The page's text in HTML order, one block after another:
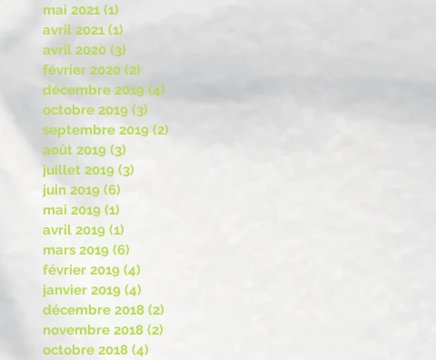
mai 2021 (1)
avril 2021 (1)
avril 2020 (3)
février 2020 (2)
décembre 2019 (4)
octobre 2019 (3)
septembre 2019 (2)
août 2019 (3)
juillet 2019 (3)
juin 2019 (6)
mai 2019 (1)
avril 2019 (1)
mars 2019 (6)
février 2019 (4)
janvier 2019 (4)
décembre 2018 (2)
novembre 2018 (2)
octobre 2018 (4)